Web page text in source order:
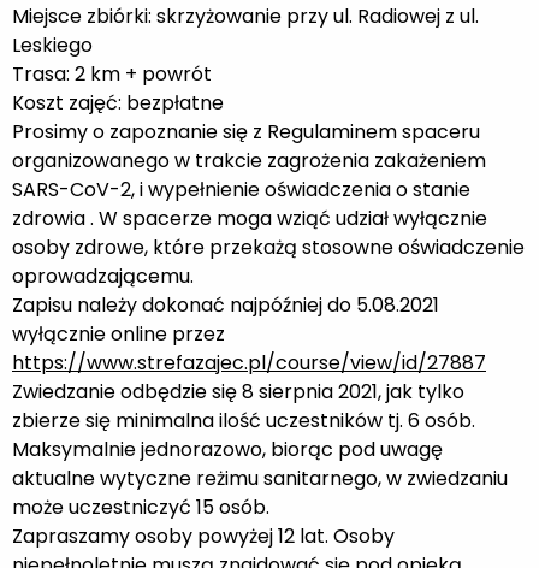
Miejsce zbiórki: skrzyżowanie przy ul. Radiowej z ul.
Leskiego
Trasa: 2 km + powrót
Koszt zajęć: bezpłatne
Prosimy o zapoznanie się z Regulaminem spaceru
organizowanego w trakcie zagrożenia zakażeniem
SARS-CoV-2, i wypełnienie oświadczenia o stanie
zdrowia . W spacerze moga wziąć udział wyłącznie
osoby zdrowe, które przekażą stosowne oświadczenie
oprowadzającemu.
Zapisu należy dokonać najpóźniej do 5.08.2021
wyłącznie online przez
https://www.strefazajec.pl/course/view/id/27887
Zwiedzanie odbędzie się 8 sierpnia 2021, jak tylko
zbierze się minimalna ilość uczestników tj. 6 osób.
Maksymalnie jednorazowo, biorąc pod uwagę
aktualne wytyczne reżimu sanitarnego, w zwiedzaniu
może uczestniczyć 15 osób.
Zapraszamy osoby powyżej 12 lat. Osoby